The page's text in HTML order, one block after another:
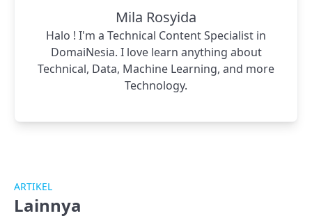
Mila Rosyida
Halo ! I'm a Technical Content Specialist in
DomaiNesia. I love learn anything about
Technical, Data, Machine Learning, and more
Technology.
ARTIKEL
Lainnya